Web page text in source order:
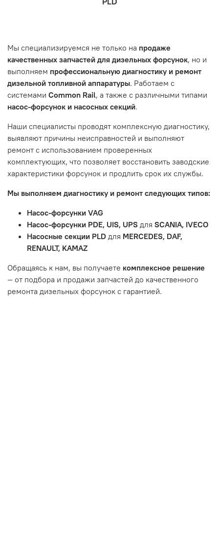
знакомы с основными правилами обслуживания и
неисправности, вызванные нарушением правил
обслуживания или эксплуатации автомобиля. Если у вас
возникнут проблемы с отремонтированной системой,
мы обязательно разберемся в ситуации и предложим
решение. Однако если проблема вызвана одним из
перечисленных выше факторов, мы не сможем
Гарантия не распространяется на следующие случаи:
Истек гарантийный срок.
Товар является расходным материалом, который
тормозные колодки, диски сцепления, свечи зажигания
Неисправности вызваны ДТП, неправильной установкой
или чрезмерным износом.
Неисправность топливной системы или системы
впуска/выпуска.
Мы специализируемся не только на продаже
качественных запчастей для дизельных форсунок, но и
выполняем профессиональную диагностику и ремонт
дизельной топливной аппаратуры. Работаем с
системами Common Rail, а также с различными типами
насос-форсунок и насосных секций.
Наши специалисты проводят комплексную диагностику,
выявляют причины неисправностей и выполняют
ремонт с использованием проверенных
комплектующих, что позволяет восстановить заводские
характеристики форсунок и продлить срок их службы.
Мы выполняем диагностику и ремонт следующих типов:
Насос-форсунки VAG
Насос-форсунки PDE, UIS, UPS для SCANIA, IVECO
Насосные секции PLD для MERCEDES, DAF,
RENAULT, KAMAZ
Обращаясь к нам, вы получаете комплексное решение
— от подбора и продажи запчастей до качественного
ремонта дизельных форсунок с гарантией.